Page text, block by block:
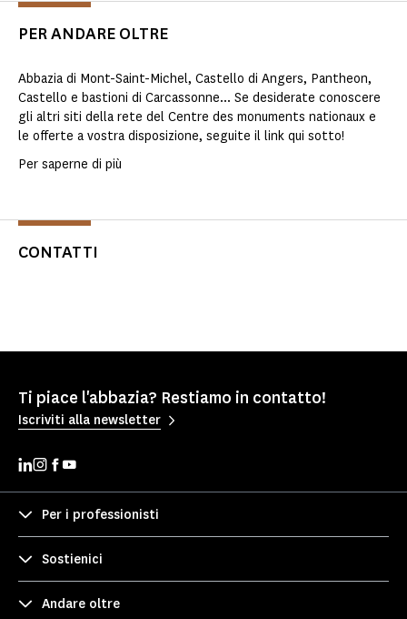
PER ANDARE OLTRE
Abbazia di Mont-Saint-Michel, Castello di Angers, Pantheon,
Castello e bastioni di Carcassonne... Se desiderate conoscere
gli altri siti della rete del Centre des monuments nationaux e
le offerte a vostra disposizione, seguite il link qui sotto!
Per saperne di più
CONTATTI
Ti piace l'abbazia? Restiamo in contatto!
Iscriviti alla newsletter
Per i professionisti
Sostienici
Andare oltre